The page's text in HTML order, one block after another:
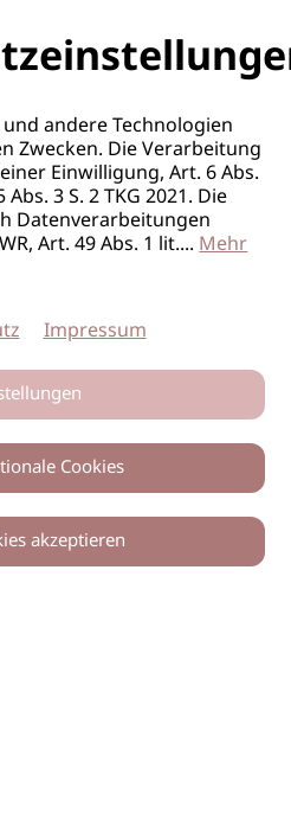
0
andere Technologien
Zwecken. Die Verarbeitung
Einwilligung, Art. 6 Abs.
Abs. 3 S. 2 TKG 2021. Die
Datenverarbeitungen
Art. 49 Abs. 1 lit....Mehr
Impressum
Cookies
akzeptieren